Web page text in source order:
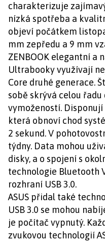
charakterizuje
nízká spotřeba a
objeví počátkem
mm zepředu a 9 mm
ZENBOOK elegantní a
Ultrabooky využívají
Core druhé generace.
sobě skrývá celou
vymožeností.
která obnoví chod
2 sekund. V
týdny. Data mohou
disky, a o spojení s
technologie Bluetooth
rozhraní USB 3.0.
ASUS přidal také
USB 3.0 se mohou
je počítač vypnutý.
zvukovou technologií